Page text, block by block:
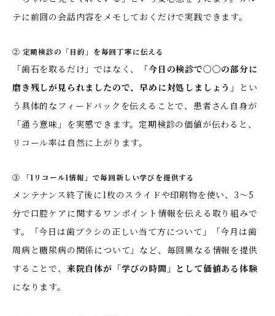
テに前回の会話内容をメモしておくだけで実践できます。
② 定期検診の「目的」を毎回丁寧に伝える
「歯石を取るだけ」ではなく、
「今日の検診で〇〇の部分に
磨き残しが見られましたので、早めに対処しましょう」
とい
う具体的なフィードバックを伝えることで、患者さん自身が
「通う意味」を実感できます。定期検診の価値が伝わると、
リコール率は自然に上がります。
③ 「1リコール1情報」で毎回新しい学びを提供する
メンテナンス終了後に1枚のスライドや印刷物を使い、3〜5
分で口腔ケアに関するワンポイント情報を伝える取り組みで
す。「今日は歯ブラシの正しい当て方について」「今月は歯
周病と糖尿病の関係について」など、毎回異なる情報を提供
することで、 来院自体が「学びの時間」として価値ある体験
になります。